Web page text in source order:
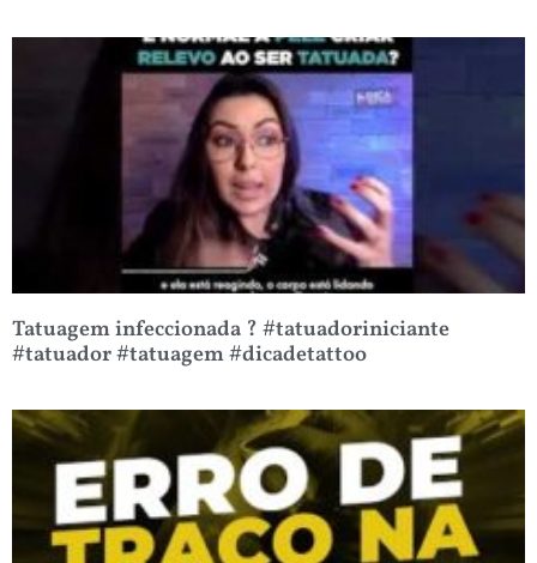
Tatuagem infeccionada ? #tatuadoriniciante
#tatuador #tatuagem #dicadetattoo